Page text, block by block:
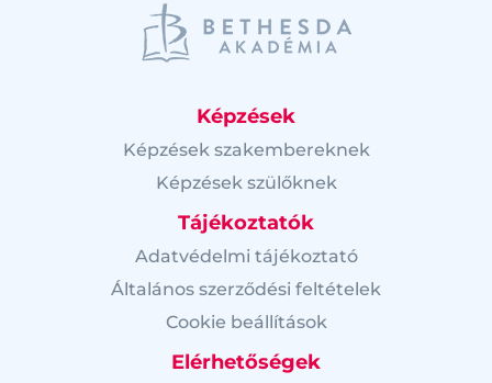
Képzések
Képzések szakembereknek
Képzések szülőknek
Tájékoztatók
Adatvédelmi tájékoztató
Általános szerződési feltételek
Cookie beállítások
Elérhetőségek